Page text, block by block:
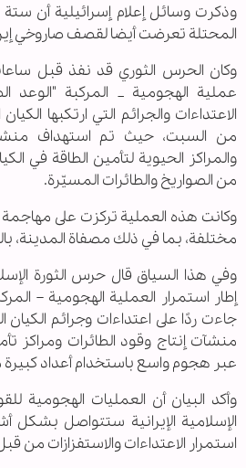
وذكرت وسائل إعلام إسرائيلية أن
المحتلة تعرضت أيضا لقصف صاروخي
وكان الحرس الثوري قد نفذ قبل
الاعتداءات والجرائم التي ارتكبها
من السبت، حيث تم استهداف
والمراكز الحيوية لتأمين الطاقة في
من الصواريخ والطائرات المسيّرة.
وكانت هذه العملية تركزت على مهاجمة
مختلفة، بما في ذلك مصفاة المدينة،
وفي هذا السياق قال حرس الثورة
جاءت ردًا على اعتداءات وجرائم
منشآت إنتاج وقود الطائرات ومراكز
عبر هجوم واسع باستخدام أعداد
وأكد البيان أن العمليات الهجومية
الإسلامية الإيرانية ستتواصل بشكل
استمرار الاعتداءات والاستفزازات من